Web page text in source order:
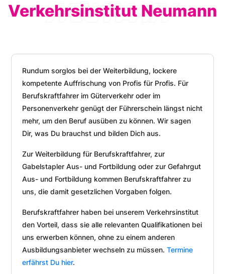
Verkehrsinstitut Neumann
Rundum sorglos bei der Weiterbildung, lockere
kompetente Auffrischung von Profis für Profis. Für
Berufskraftfahrer im Güterverkehr oder im
Personenverkehr genügt der Führerschein längst nicht
mehr, um den Beruf ausüben zu können. Wir sagen
Dir, was Du brauchst und bilden Dich aus.
Zur Weiterbildung für Berufskraftfahrer, zur
Gabelstapler Aus- und Fortbildung oder zur Gefahrgut
Aus- und Fortbildung kommen Berufskraftfahrer zu
uns, die damit gesetzlichen Vorgaben folgen.
Berufskraftfahrer haben bei unserem Verkehrsinstitut
den Vorteil, dass sie alle relevanten Qualifikationen bei
uns erwerben können, ohne zu einem anderen
Ausbildungsanbieter wechseln zu müssen. Termine
erfährst Du hier.